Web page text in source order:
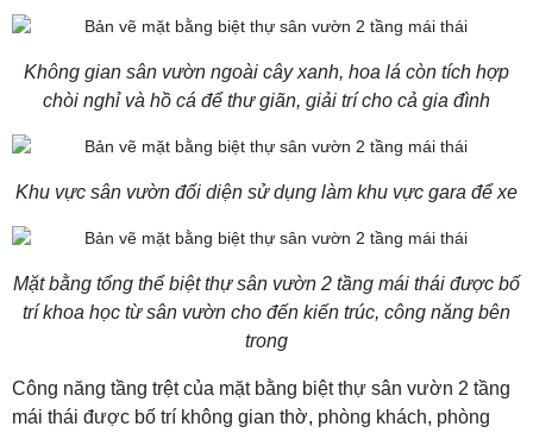
Không gian sân vườn ngoài cây xanh, hoa lá còn tích hợp
chòi nghỉ và hồ cá để thư giãn, giải trí cho cả gia đình
Khu vực sân vườn đối diện sử dụng làm khu vực gara để xe
Mặt bằng tổng thể biệt thự sân vườn 2 tầng mái thái được bố
trí khoa học từ sân vườn cho đến kiến trúc, công năng bên
trong
Công năng tầng trệt của mặt bằng biệt thự sân vườn 2 tầng
mái thái được bố trí không gian thờ, phòng khách, phòng